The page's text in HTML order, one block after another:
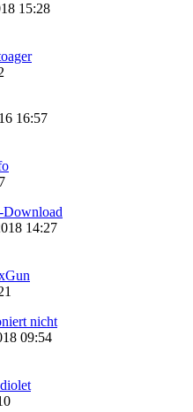
15:28
16:57
Download
14:27
nicht
09:54